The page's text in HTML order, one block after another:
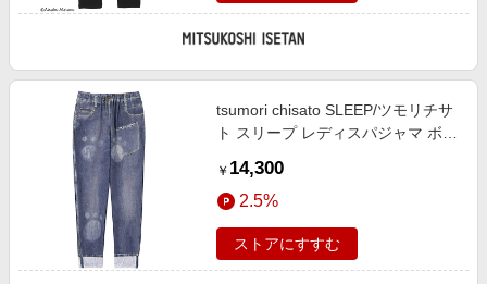
tsumori chisato SLEEP/ツモリチサ
ト スリープ レディスパジャマ ボト
丹/公式】
￥ 14,300
2.5%
ストアにすすむ